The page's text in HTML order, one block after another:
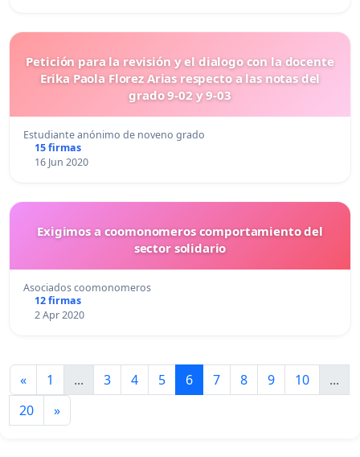
Petición para la revisión y el dialogo con la docente
Erika Paola Florez Arias respecto a las notas del
grado 9-02 y 9-03
Estudiante anónimo de noveno grado
15 firmas
16 Jun 2020
Exigimos a coomonomeros comportamiento del
sector solidario
Asociados coomonomeros
12 firmas
2 Apr 2020
« 1 ... 3 4 5 6 7 8 9 10
...
20
»